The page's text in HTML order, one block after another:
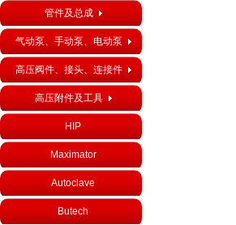
管件及总成
气动泵、手动泵、电动泵
高压阀件、接头、连接件
高压附件及工具
HIP
Maximator
Autoclave
Butech